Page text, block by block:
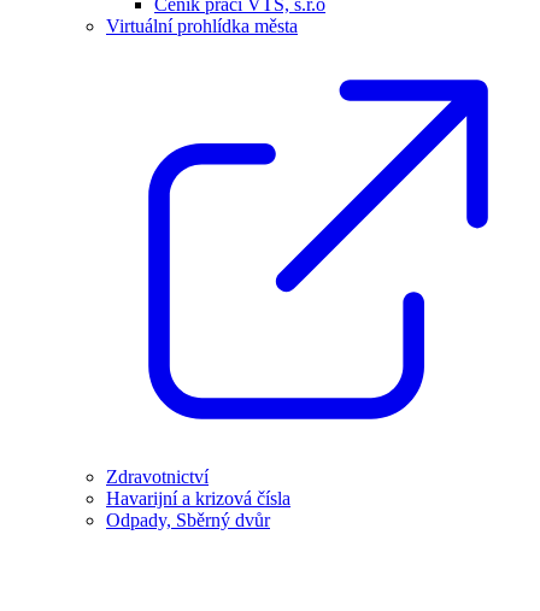
Ceník prací VTS, s.r.o
Virtuální prohlídka města
Zdravotnictví
Havarijní a krizová čísla
Odpady, Sběrný dvůr